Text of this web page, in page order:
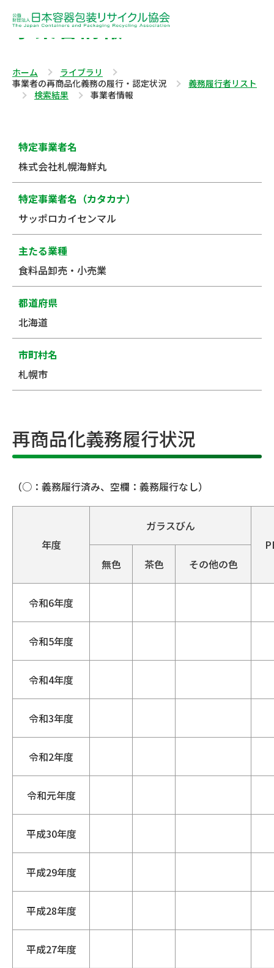
事業者情報
ホーム
ライブラリ
事業者の再商品化義務の履行・認定状況
義務履行者リスト
検索結果
事業者情報
特定事業者名
株式会社札幌海鮮丸
特定事業者名（カタカナ）
サッポロカイセンマル
主たる業種
食料品卸売・小売業
都道府県
北海道
市町村名
札幌市
再商品化義務履行状況
（○：義務履行済み、空欄：義務履行なし）
年度
ガラスびん
無色
茶色 その他の色
令和6年度
令和5年度
令和4年度
令和3年度
令和2年度
令和元年度
平成30年度
平成29年度
平成28年度
平成27年度